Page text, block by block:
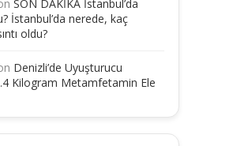
SON DAKİKA İstanbul’da
İstanbul’da nerede, kaç
oldu?
Denizli’de Uyuşturucu
Kilogram Metamfetamin Ele